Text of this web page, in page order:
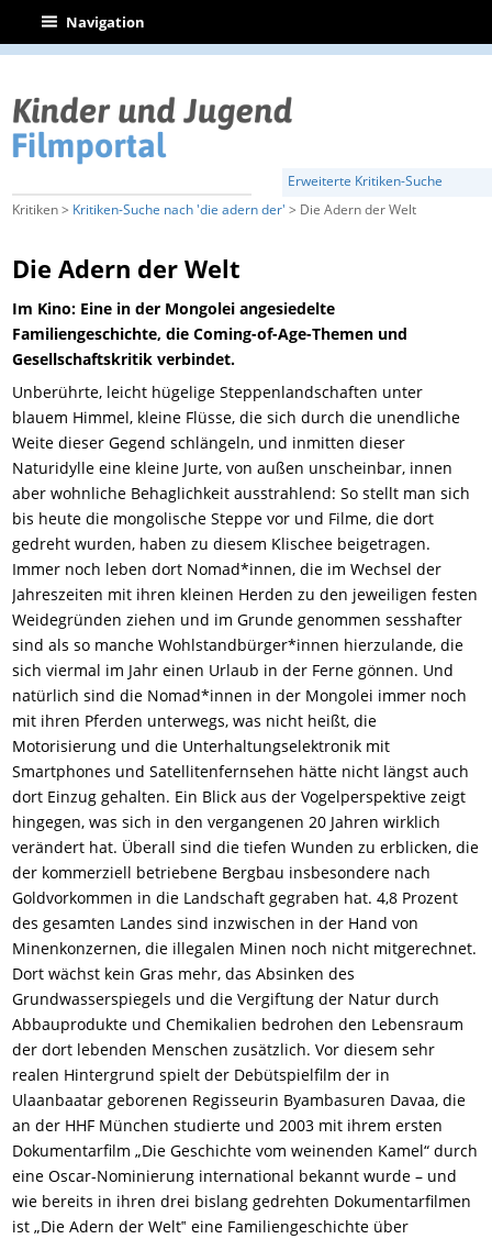
| Navigation
Erweiterte Kritiken-Suche
Kritiken > Kritiken-Suche nach 'die adern der'> Die Adern der Welt
Die Adern der Welt
Im Kino: Eine in der Mongolei angesiedelte
Familiengeschichte, die Coming-of-Age-Themen und
Gesellschaftskritik verbindet.
Unberührte, leicht hügelige Steppenlandschaften unter
blauem Himmel, kleine Flüsse, die sich durch die unendliche
Weite dieser Gegend schlängeln, und inmitten dieser
Naturidylle eine kleine Jurte, von außen unscheinbar, innen
aber wohnliche Behaglichkeit ausstrahlend: So stellt man sich
bis heute die mongolische Steppe vor und Filme, die dort
gedreht wurden, haben zu diesem Klischee beigetragen.
Immer noch leben dort Nomad*innen, die im Wechsel der
Jahreszeiten mit ihren kleinen Herden zu den jeweiligen festen
Weidegründen ziehen und im Grunde genommen sesshafter
sind als so manche Wohlstandbürger*innen hierzulande, die
sich viermal im Jahr einen Urlaub in der Ferne gönnen. Und
natürlich sind die Nomad*innen in der Mongolei immer noch
mit ihren Pferden unterwegs, was nicht heißt, die
Motorisierung und die Unterhaltungselektronik mit
Smartphones und Satellitenfernsehen hätte nicht längst auch
dort Einzug gehalten. Ein Blick aus der Vogelperspektive zeigt
hingegen, was sich in den vergangenen 20 Jahren wirklich
verändert hat. Überall sind die tiefen Wunden zu erblicken, die
der kommerziell betriebene Bergbau insbesondere nach
Goldvorkommen in die Landschaft gegraben hat. 4,8 Prozent
des gesamten Landes sind inzwischen in der Hand von
Minenkonzernen, die illegalen Minen noch nicht mitgerechnet.
Dort wächst kein Gras mehr, das Absinken des
Grundwasserspiegels und die Vergiftung der Natur durch
Abbauprodukte und Chemikalien bedrohen den Lebensraum
der dort lebenden Menschen zusätzlich. Vor diesem sehr
realen Hintergrund spielt der Debütspielfilm der in
Ulaanbaatar geborenen Regisseurin Byambasuren Davaa, die
an der HHF München studierte und 2003 mit ihrem ersten
Dokumentarfilm „Die Geschichte vom weinenden Kamel“ durch
eine Oscar-Nominierung international bekannt wurde – und
wie bereits in ihren drei bislang gedrehten Dokumentarfilmen
ist „Die Adern der Welt‟ eine Familiengeschichte über